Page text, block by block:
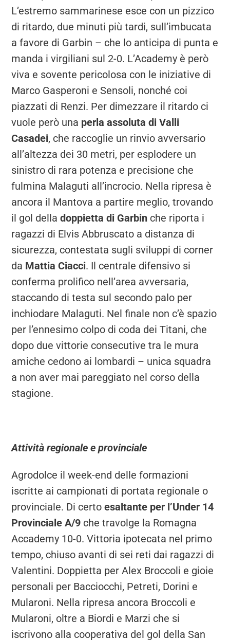
L’estremo sammarinese esce con un pizzico
di ritardo, due minuti più tardi, sull’imbucata
a favore di Garbin – che lo anticipa di punta e
manda i virgiliani sul 2-0. L’Academy è però
viva e sovente pericolosa con le iniziative di
Marco Gasperoni e Sensoli, nonché coi
piazzati di Renzi. Per dimezzare il ritardo ci
vuole però una perla assoluta di Valli
Casadei, che raccoglie un rinvio avversario
all’altezza dei 30 metri, per esplodere un
sinistro di rara potenza e precisione che
fulmina Malaguti all’incrocio. Nella ripresa è
ancora il Mantova a partire meglio, trovando
il gol delladoppietta di Garbin che riporta i
ragazzi di Elvis Abbruscato a distanza di
sicurezza, contestata sugli sviluppi di corner
da Mattia Ciacci. Il centrale difensivo si
conferma prolifico nell’area avversaria,
staccando di testa sul secondo palo per
inchiodare Malaguti. Nel finale non c’è spazio
per l’ennesimo colpo di coda dei Titani, che
dopo due vittorie consecutive tra le mura
amiche cedono ai lombardi – unica squadra
a non aver mai pareggiato nel corso della
stagione.
Attività regionale e provinciale
Agrodolce il week-end delle formazioni
iscritte ai campionati di portata regionale o
provinciale. Di certoesaltante per l’Under 14
Provinciale A/9 che travolge la Romagna
Accademy 10-0. Vittoria ipotecata nel primo
tempo, chiuso avanti di sei reti dai ragazzi di
Valentini. Doppietta per Alex Broccoli e gioie
personali per Bacciocchi, Petreti, Dorini e
Mularoni. Nella ripresa ancora Broccoli e
Mularoni, oltre a Biordi e Marzi che si
iscrivono alla cooperativa del gol della San